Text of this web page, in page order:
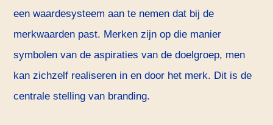
een waardesysteem aan te nemen dat bij de
merkwaarden past. Merken zijn op die manier
symbolen van de aspiraties van de doelgroep, men
kan zichzelf realiseren in en door het merk. Dit is de
centrale stelling van branding.